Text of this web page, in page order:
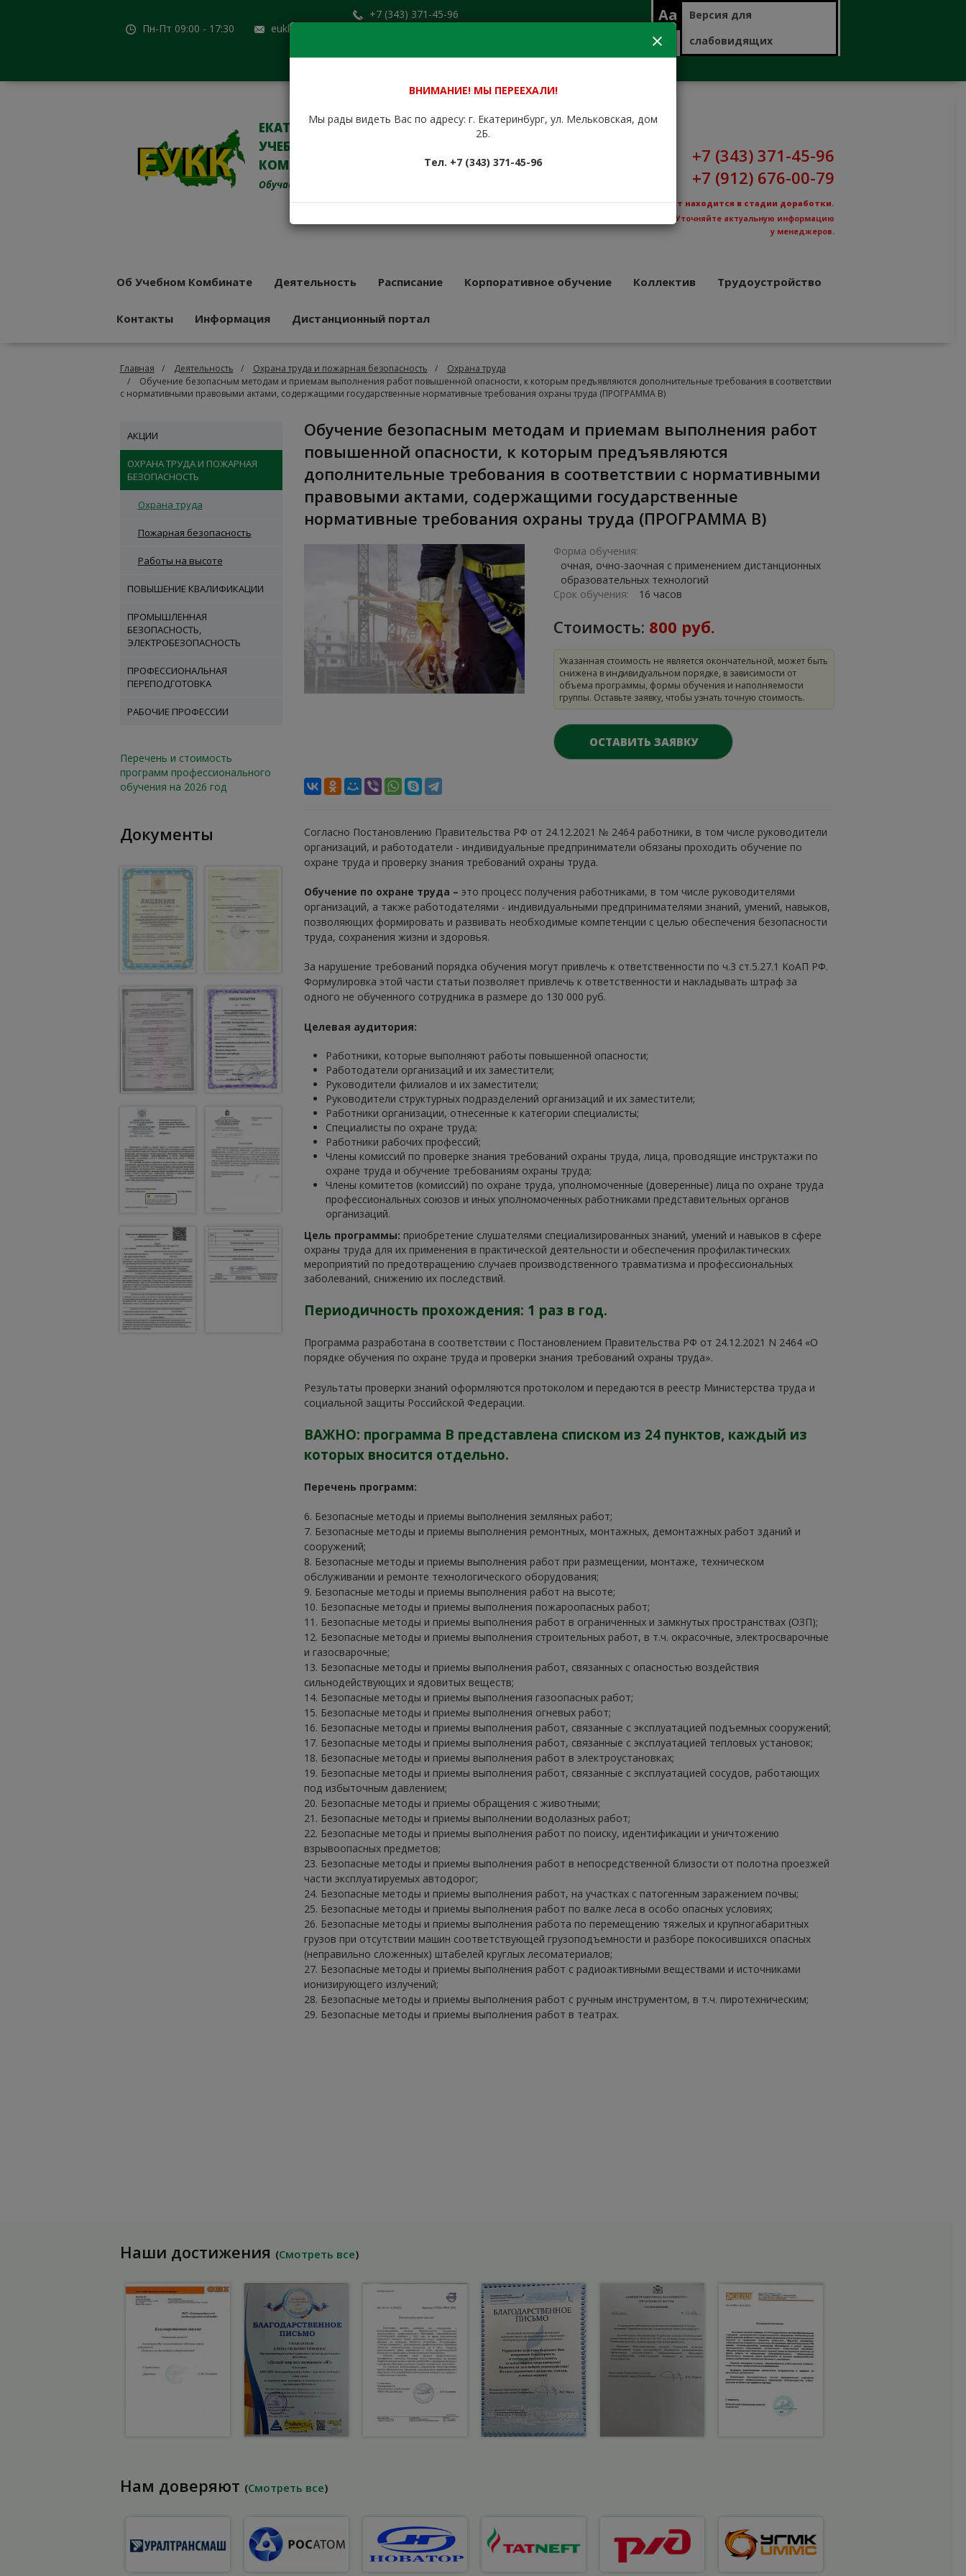
Пн-Пт 09:00 - 17:30 eukk@mail.ru
+7 (343) 371-45-96
Aa
Версия для
слабовидящих
ЕКАТЕРИНБУРГСКИЙ
УЧЕБНО-КУРСОВОЙ
КОМБИНАТ
Обучаем с 1943 года
+7 (343) 371-45-96
+7 (912) 676-00-79
Сайт находится в стадии доработки.
Уточняйте актуальную информацию
у менеджеров.
Об Учебном Комбинате Деятельность Расписание Корпоративное обучение Коллектив Трудоустройство
Контакты Информация Дистанционный портал
Главная Деятельность Охрана труда и пожарная безопасность
Охрана труда
Обучение безопасным методам и приемам выполнения работ повышенной опасности, к которым предъявляются дополнительные требования в соответствии
с нормативными правовыми актами, содержащими государственные нормативные требования охраны труда (ПРОГРАММА В)
АКЦИИ
ОХРАНА ТРУДА И ПОЖАРНАЯ
БЕЗОПАСНОСТЬ
Охрана труда
Пожарная безопасность
Работы на высоте
ПОВЫШЕНИЕ КВАЛИФИКАЦИИ
ПРОМЫШЛЕННАЯ
БЕЗОПАСНОСТЬ,
ЭЛЕКТРОБЕЗОПАСНОСТЬ
ПРОФЕССИОНАЛЬНАЯ
ПЕРЕПОДГОТОВКА
РАБОЧИЕ ПРОФЕССИИ
Перечень и стоимость
программ профессионального
обучения на 2026 год
Документы
Обучение безопасным методам и приемам выполнения работ
повышенной опасности, к которым предъявляются
дополнительные требования в соответствии с нормативными
правовыми актами, содержащими государственные
нормативные требования охраны труда (ПРОГРАММА В)
Форма обучения:
очная, очно-заочная с применением дистанционных
образовательных технологий
Срок обучения:
16 часов
Стоимость: 800 руб.
Указанная стоимость не является окончательной, может быть
снижена в индивидуальном порядке, в зависимости от
объема программы, формы обучения и наполняемости
группы. Оставьте заявку, чтобы узнать точную стоимость.
ОСТАВИТЬ ЗАЯВКУ
Согласно Постановлению Правительства РФ от 24.12.2021 № 2464 работники, в том числе руководители
организаций, и работодатели - индивидуальные предприниматели обязаны проходить обучение по
охране труда и проверку знания требований охраны труда.
Обучение по охране труда – это процесс получения работниками, в том числе руководителями
организаций, а также работодателями - индивидуальными предпринимателями знаний, умений, навыков,
позволяющих формировать и развивать необходимые компетенции с целью обеспечения безопасности
труда, сохранения жизни и здоровья.
За нарушение требований порядка обучения могут привлечь к ответственности по ч.3 ст.5.27.1 КоАП РФ.
Формулировка этой части статьи позволяет привлечь к ответственности и накладывать штраф за
одного не обученного сотрудника в размере до 130 000 руб.
Целевая аудитория:
Работники, которые выполняют работы повышенной опасности;
Работодатели организаций и их заместители;
Руководители филиалов и их заместители;
Руководители структурных подразделений организаций и их заместители;
Работники организации, отнесенные к категории специалисты;
Специалисты по охране труда;
Работники рабочих профессий;
Члены комиссий по проверке знания требований охраны труда, лица, проводящие инструктажи по
охране труда и обучение требованиям охраны труда;
Члены комитетов (комиссий) по охране труда, уполномоченные (доверенные) лица по охране труда
профессиональных союзов и иных уполномоченных работниками представительных органов
организаций.
Цель программы: приобретение слушателями специализированных знаний, умений и навыков в сфере
охраны труда для их применения в практической деятельности и обеспечения профилактических
мероприятий по предотвращению случаев производственного травматизма и профессиональных
заболеваний, снижению их последствий.
Периодичность прохождения: 1 раз в год.
Программа разработана в соответствии с Постановлением Правительства РФ от 24.12.2021 N 2464 «О
порядке обучения по охране труда и проверки знания требований охраны труда».
Результаты проверки знаний оформляются протоколом и передаются в реестр Министерства труда и
социальной защиты Российской Федерации.
ВАЖНО: программа В представлена списком из 24 пунктов, каждый из
которых вносится отдельно.
Перечень программ:
6. Безопасные методы и приемы выполнения земляных работ;
7. Безопасные методы и приемы выполнения ремонтных, монтажных, демонтажных работ зданий и
сооружений;
8. Безопасные методы и приемы выполнения работ при размещении, монтаже, техническом
обслуживании и ремонте технологического оборудования;
9. Безопасные методы и приемы выполнения работ на высоте;
10. Безопасные методы и приемы выполнения пожароопасных работ;
11. Безопасные методы и приемы выполнения работ в ограниченных и замкнутых пространствах (ОЗП);
12. Безопасные методы и приемы выполнения строительных работ, в т.ч. окрасочные, электросварочные
и газосварочные;
13. Безопасные методы и приемы выполнения работ, связанных с опасностью воздействия
сильнодействующих и ядовитых веществ;
14. Безопасные методы и приемы выполнения газоопасных работ;
15. Безопасные методы и приемы выполнения огневых работ;
16. Безопасные методы и приемы выполнения работ, связанные с эксплуатацией подъемных сооружений;
17. Безопасные методы и приемы выполнения работ, связанные с эксплуатацией тепловых установок;
18. Безопасные методы и приемы выполнения работ в электроустановках;
19. Безопасные методы и приемы выполнения работ, связанные с эксплуатацией сосудов, работающих
под избыточным давлением;
20. Безопасные методы и приемы обращения с животными;
21. Безопасные методы и приемы выполнении водолазных работ;
22. Безопасные методы и приемы выполнения работ по поиску, идентификации и уничтожению
взрывоопасных предметов;
23. Безопасные методы и приемы выполнения работ в непосредственной близости от полотна проезжей
части эксплуатируемых автодорог;
24. Безопасные методы и приемы выполнения работ, на участках с патогенным заражением почвы;
25. Безопасные методы и приемы выполнения работ по валке леса в особо опасных условиях;
26. Безопасные методы и приемы выполнения работа по перемещению тяжелых и крупногабаритных
грузов при отсутствии машин соответствующей грузоподъемности и разборе покосившихся опасных
(неправильно сложенных) штабелей круглых лесоматериалов;
27. Безопасные методы и приемы выполнения работ с радиоактивными веществами и источниками
ионизирующего излучений;
28. Безопасные методы и приемы выполнения работ с ручным инструментом, в т.ч. пиротехническим;
29. Безопасные методы и приемы выполнения работ в театрах.
Наши достижения (Смотреть все)
Нам доверяют (Смотреть все)
ВНИМАНИЕ! МЫ ПЕРЕЕХАЛИ!
Мы рады видеть Вас по адресу: г. Екатеринбург, ул. Мельковская, дом
2Б.
Тел. +7 (343) 371-45-96